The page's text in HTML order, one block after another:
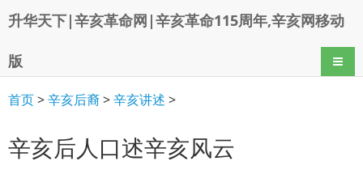
升华天下|辛亥革命网|辛亥革命115周年,辛亥网移动
版 导航
首页>辛亥后裔>辛亥讲述 >
辛亥后人口述辛亥风云